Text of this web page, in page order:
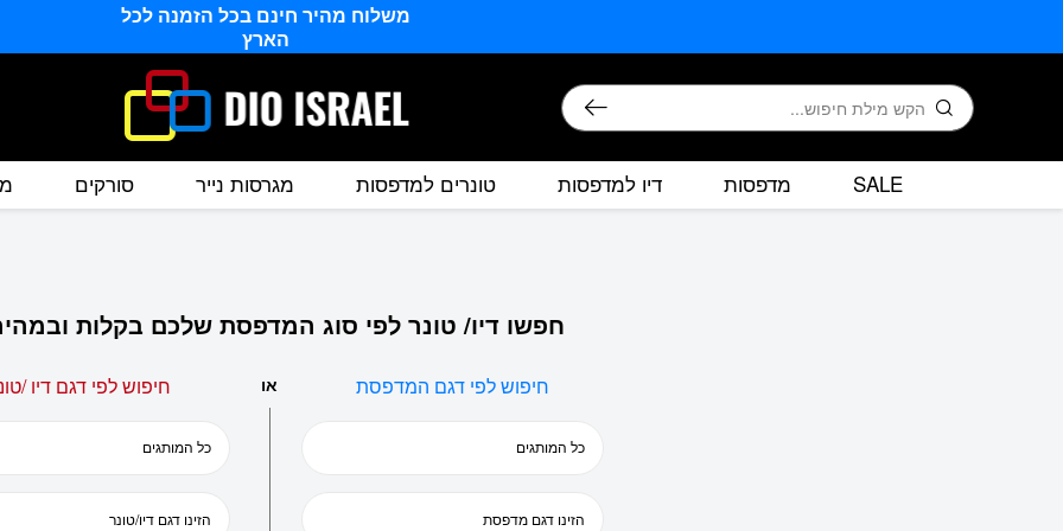
משלוח מהיר חינם בכל הזמנה לכל
הארץ
חיפוש
SALE מדפסות דיו למדפסות טונרים למדפסות מגרסות נייר סורקים
חפשו דיו/ טונר לפי סוג המדפסת שלכם בקלות
חיפוש לפי דגם המדפסת או חיפוש לפי דגם דיו /